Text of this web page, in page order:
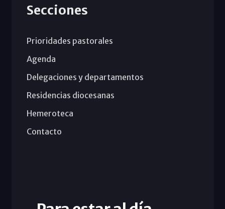
Secciones
Prioridades pastorales
Agenda
Delegaciones y departamentos
Residencias diocesanas
Hemeroteca
Contacto